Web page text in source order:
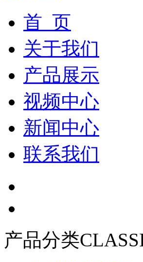
首 页
关于我们
产品展示
视频中心
新闻中心
联系我们
产品分类